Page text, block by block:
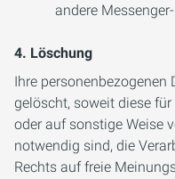
andere
4. Löschung
Ihre personenbezogenen
gelöscht, soweit diese
oder auf sonstige Weise
notwendig sind, die
Rechts auf freie